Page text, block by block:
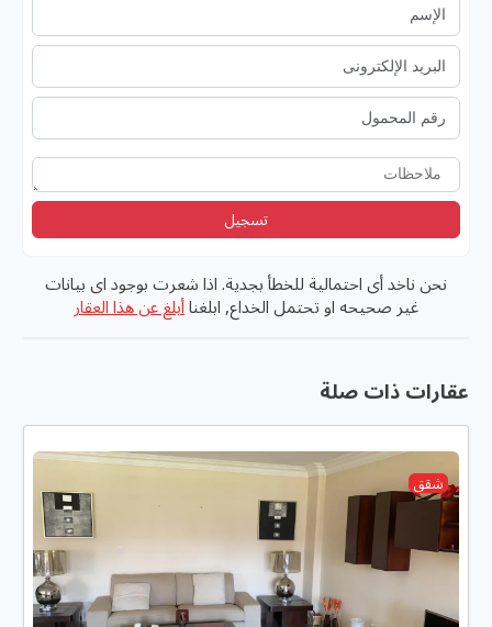
تسجيل
نحن ناخد أى احتمالية للخطأ بجدية. اذا شعرت بوجود اى بيانات
غير صحيحه او تحتمل الخداع, ابلغنا أبلغ عن هذا العقار
عقارات ذات صلة
شقق